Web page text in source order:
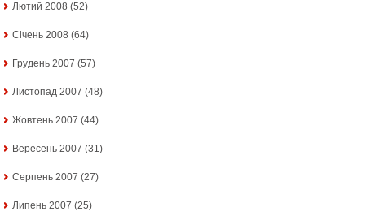
Лютий 2008 (52)
Січень 2008 (64)
Грудень 2007 (57)
Листопад 2007 (48)
Жовтень 2007 (44)
Вересень 2007 (31)
Серпень 2007 (27)
Липень 2007 (25)